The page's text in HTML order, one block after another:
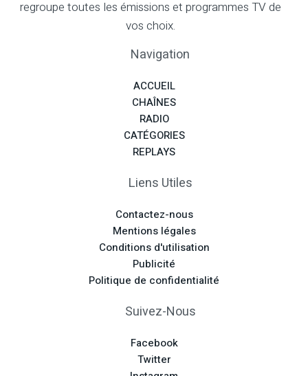
regroupe toutes les émissions et programmes TV de
vos choix.
Navigation
ACCUEIL
CHAÎNES
RADIO
CATÉGORIES
REPLAYS
Liens Utiles
Contactez-nous
Mentions légales
Conditions d'utilisation
Publicité
Politique de confidentialité
Suivez-Nous
Facebook
Twitter